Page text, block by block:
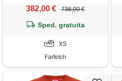
382,00 € 736,00 €
Sped. gratuita
XS
Farfetch